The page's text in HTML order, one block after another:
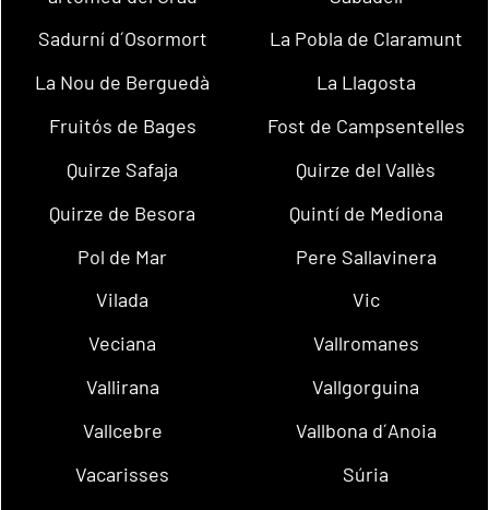
Sadurní d´Osormort
La Pobla de Claramunt
La Nou de Berguedà
La Llagosta
Fruitós de Bages
Fost de Campsentelles
Quirze Safaja
Quirze del Vallès
Quirze de Besora
Quintí de Mediona
Pol de Mar
Pere Sallavinera
Vilada
Vic
Veciana
Vallromanes
Vallirana
Vallgorguina
Vallcebre
Vallbona d´Anoia
Vacarisses
Súria